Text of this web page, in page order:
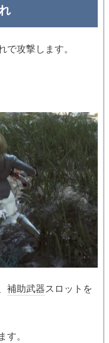
攻撃します。
補助武器スロットを
。